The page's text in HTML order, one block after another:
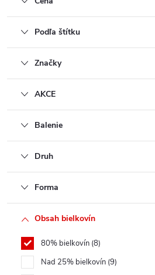
Podľa štítku
Značky
AKCE
Balenie
Druh
Forma
Obsah bielkovín
80% bielkovín 8
Nad 25% bielkovín 9